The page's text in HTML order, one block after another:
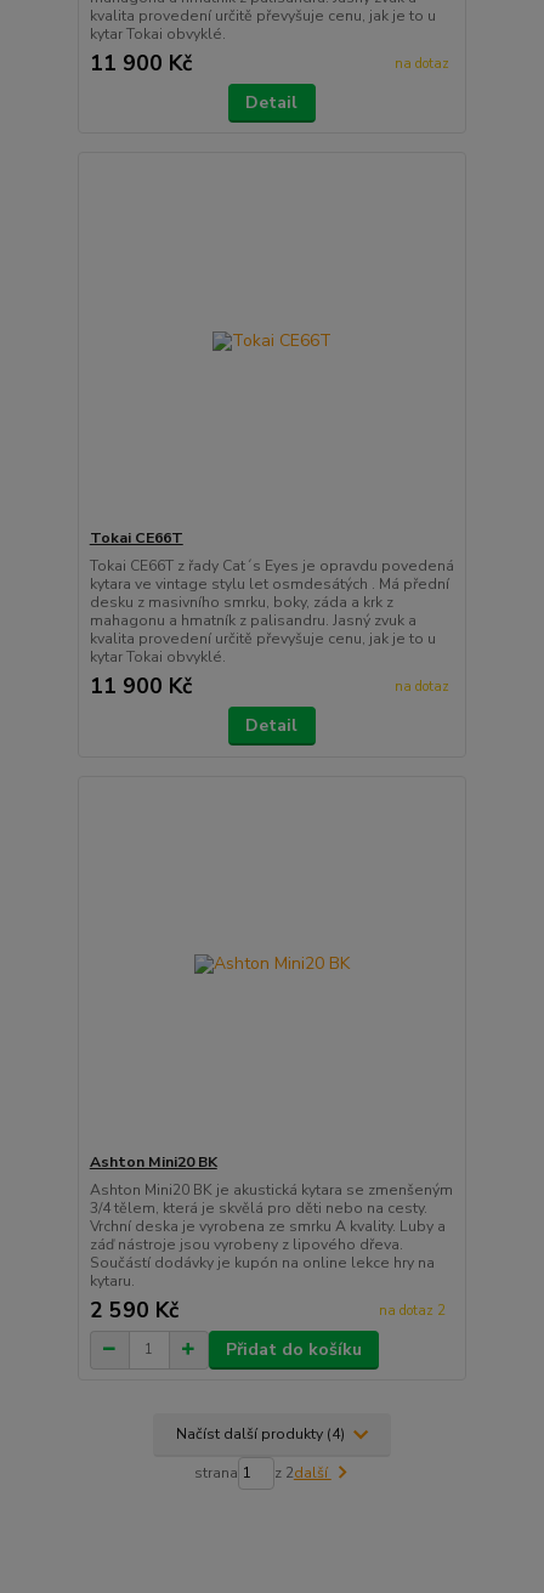
kvalita provedení určitě převyšuje cenu, jak je to u
kytar Tokai obvyklé.
11 900 Kč na dotaz
Detail
Tokai CE66T
Tokai CE66T z řady Cat´s Eyes je opravdu povedená
kytara ve vintage stylu let osmdesátých . Má přední
desku z masivního smrku, boky, záda a krk z
mahagonu a hmatník z palisandru. Jasný zvuk a
kvalita provedení určitě převyšuje cenu, jak je to u
kytar Tokai obvyklé.
11 900 Kč na dotaz
Detail
Ashton Mini20 BK
Ashton Mini20 BK je akustická kytara se zmenšeným
3/4 tělem, která je skvělá pro děti nebo na cesty.
Vrchní deska je vyrobena ze smrku A kvality. Luby a
záď nástroje jsou vyrobeny z lipového dřeva.
Součástí dodávky je kupón na online lekce hry na
kytaru.
2 590 Kč na dotaz 2
Přidat do košíku
Načíst další produkty (4)
strana z 2další